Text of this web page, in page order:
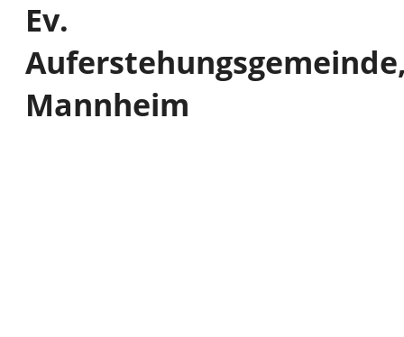
Ev.
Mannheim